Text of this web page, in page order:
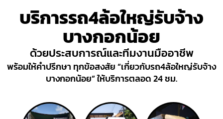
บริการรถ4ล้อใหญ่รับจ้าง
บางกอกน้อย
ด้วยประสบการณ์และทีมงานมืออาชีพ
พร้อมให้คำปรึกษา ทุกข้อสงสัย “เกี่ยวกับรถ4ล้อใหญ่รับจ้าง
บางกอกน้อย” ให้บริการตลอด 24 ชม.